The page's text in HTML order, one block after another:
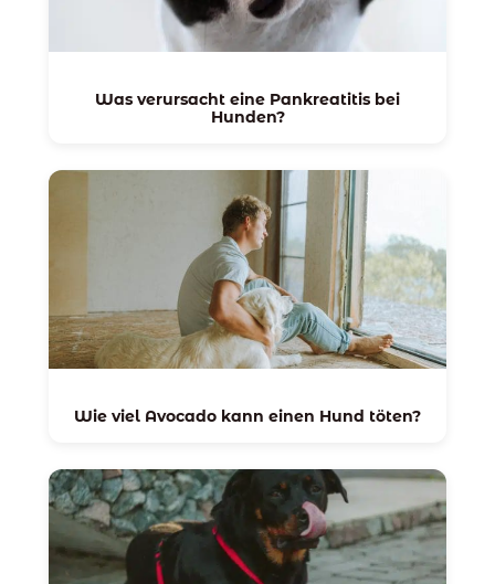
Was verursacht eine Pankreatitis bei
Hunden?
Wie viel Avocado kann einen Hund töten?